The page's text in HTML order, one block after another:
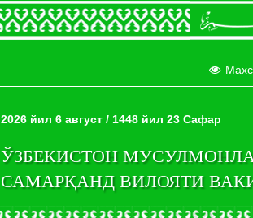
2026 йил 6 август / 1448 йил 23 Сафар
ЎЗБЕКИСТОН
САМАРҚАНД ВИЛОЯТИ